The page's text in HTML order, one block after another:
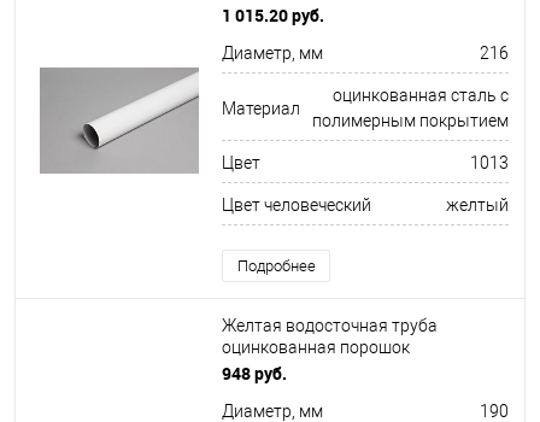
ф216х1250мм RAL 1013
1 015.20 руб.
Диаметр, мм 216
Материал
оцинкованная сталь с
полимерным покрытием
Цвет 1013
Цвет человеческий желтый
Подробнее
Желтая водосточная труба
оцинкованная порошок
ф190х1250мм RAL 1013
948 руб.
Диаметр, мм 190